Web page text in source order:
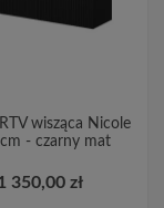
wisząca Nicole
- czarny mat
350,00 zł